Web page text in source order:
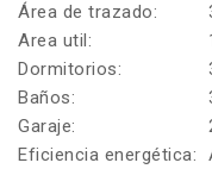
Área de trazado:
Area util:
Dormitorios:
Baños:
Garaje:
Eficiencia energética: